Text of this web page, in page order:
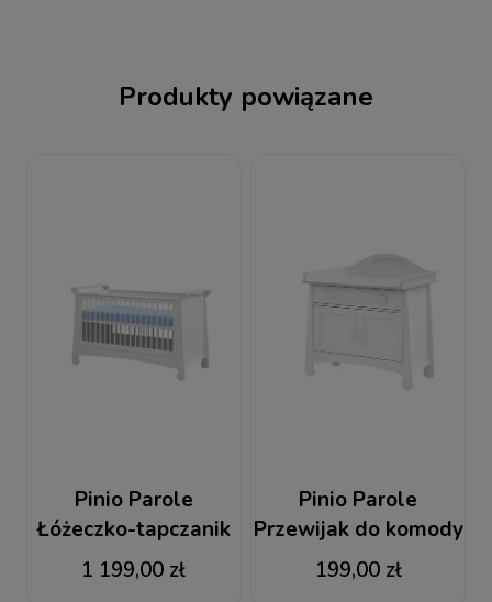
Produkty powiązane
Pinio Parole
Łóżeczko-tapczanik
140x70
1 199,00 zł
Pinio Parole
Przewijak do komody
199,00 zł